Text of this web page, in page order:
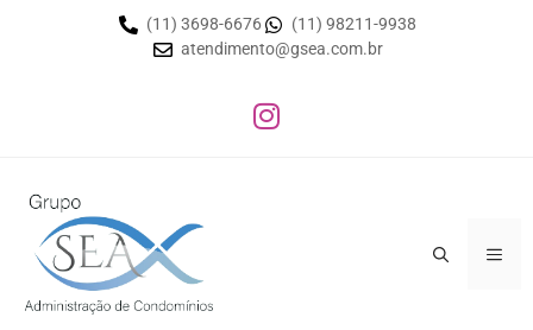
(11) 3698-6676
(11) 98211-9938
atendimento@gsea.com.br